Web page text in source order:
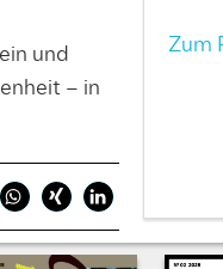
und
– in
Zum